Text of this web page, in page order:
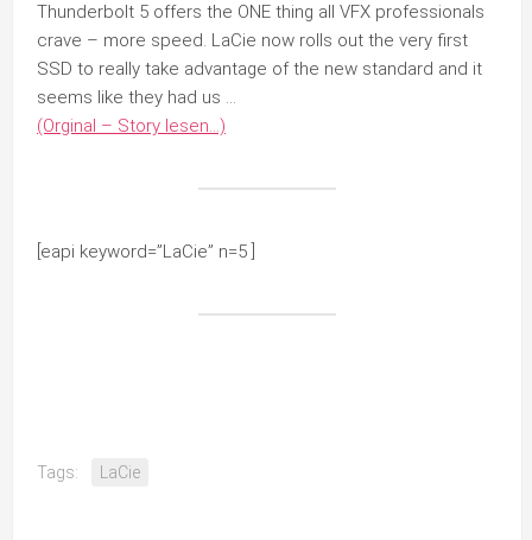
Thunderbolt 5 offers the ONE thing all VFX professionals
crave – more speed. LaCie now rolls out the very first
SSD to really take advantage of the new standard and it
seems like they had us …
(Orginal – Story lesen…)
[eapi keyword=”LaCie” n=5 ]
Tags: LaCie